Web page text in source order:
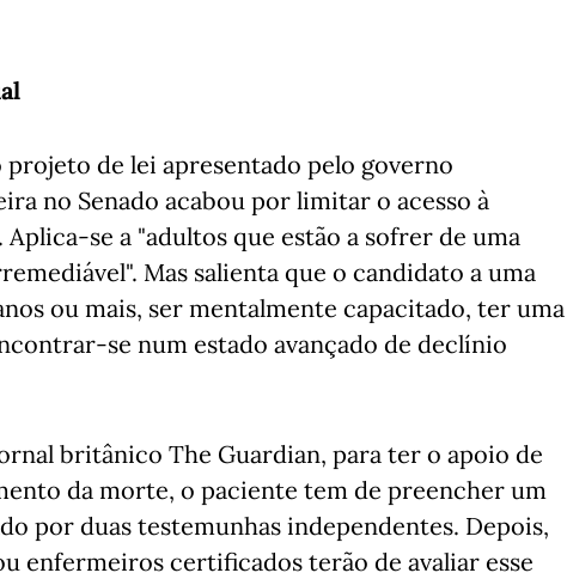
de lei apresentado pelo governo
no Senado acabou por limitar o acesso à
se a "adultos que estão a sofrer de uma
Mas salienta que o candidato a uma
ou mais, ser mentalmente capacitado, ter uma
se num estado avançado de declínio
britânico The Guardian, para ter o apoio de
da morte, o paciente tem de preencher um
por duas testemunhas independentes. Depois,
enfermeiros certificados terão de avaliar esse